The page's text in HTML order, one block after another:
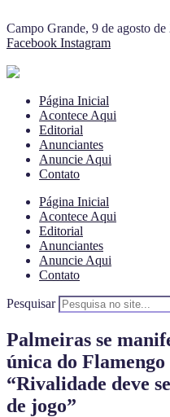
Campo Grande, 9 de agosto de
Facebook Instagram
Página Inicial
Acontece Aqui
Editorial
Anunciantes
Anuncie Aqui
Contato
Página Inicial
Acontece Aqui
Editorial
Anunciantes
Anuncie Aqui
Contato
Pesquisar
Palmeiras se
única do
“Rivalidade deve
de jogo”